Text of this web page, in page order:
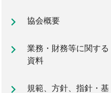
自動車保険のご加入時に知ってお
きたいポイント
協会概要
業務・財務等に関する
資料
規範、方針、指針・基